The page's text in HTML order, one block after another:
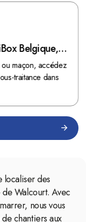
Belgique,
maçon, accédez
traitance dans
localiser des
Walcourt. Avec
nous vous
chantiers aux